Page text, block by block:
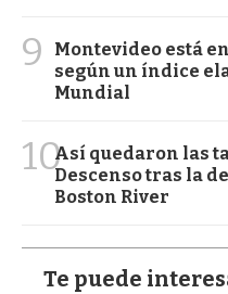
9
Montevideo está
según un índice
Mundial
10Así quedaron las
Descenso tras la
Boston River
Te puede